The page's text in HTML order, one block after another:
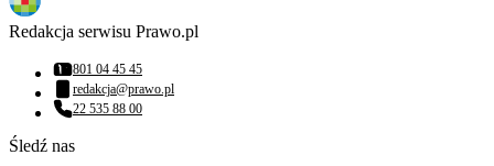
Redakcja serwisu Prawo.pl
Numer telefonu:
801 04 45 45
Adres email:
redakcja@prawo.pl
Numer telefonu:
22 535 88 00
Śledź nas